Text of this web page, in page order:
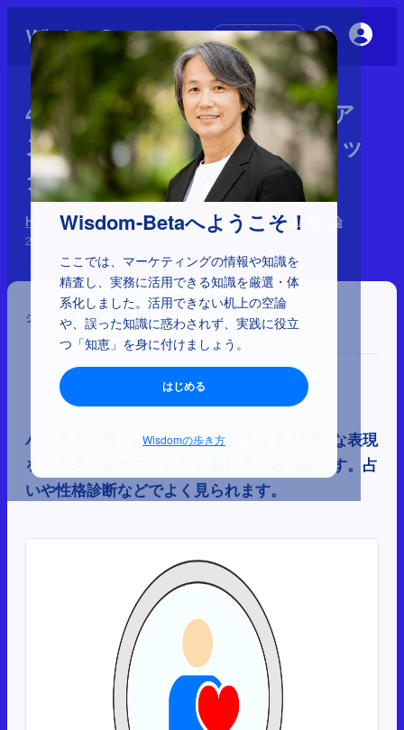
Wisdom-Betaへようこそ！
ここでは、マーケティングの情報や知識を
精査し、実務に活用できる知識を厳選・体
系化しました。活用できない机上の空論
や、誤った知識に惑わされず、実践に役立
つ「知恵」を身に付けましょう。
はじめる
Wisdomの歩き方
初めての方へ
4-1-19：バーナム効果、バイア
スのバイアス、ハイパーボリッ
ク割引
HOWを左右する心理学 170理論：9分類と64の優先理論
2025年9月10日
シェア
バーナム効果とは、誰にでも当てはまる曖昧な表現
を、まさに自分のことだと感じる心理現象です。占
いや性格診断などでよく見られます。